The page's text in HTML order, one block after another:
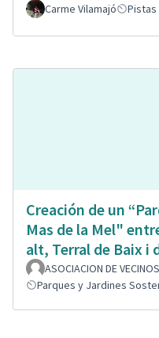
Carme Vilamajó
Creación de un
Mas de la Mel"
alt, Terral de Baix i
ASOCIACION DE
Parques y Jardines